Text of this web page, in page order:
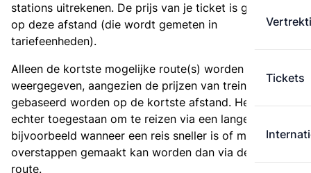
Tickets
stations uitrekenen. De prijs van je ticket is gebaseerd
op deze afstand (die wordt gemeten in
tariefeenheden).
Alleen de kortste mogelijke route(s) worden
weergegeven, aangezien de prijzen van treintickets
gebaseerd worden op de kortste afstand. Het is
echter toegestaan om te reizen via een langere route,
bijvoorbeeld wanneer een reis sneller is of met minder
overstappen gemaakt kan worden dan via de kortste
route.